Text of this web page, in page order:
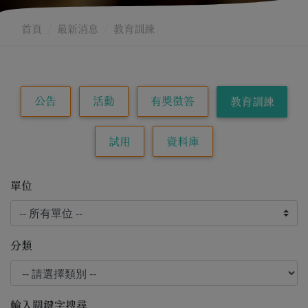
首頁 最新消息 教育訓練
公告 活動 有獎徵答 教育訓練
試用 資料庫
單位
分類
輸入關鍵字搜尋